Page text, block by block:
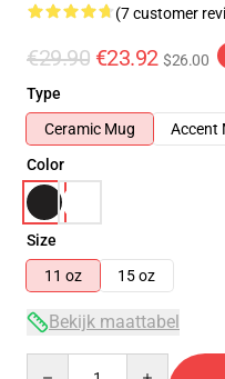
(7 customer
€29.90 €23.92 $26.00
Type
Ceramic Mug
Accent
Color
Size
11 oz
15 oz
Bekijk maattabel